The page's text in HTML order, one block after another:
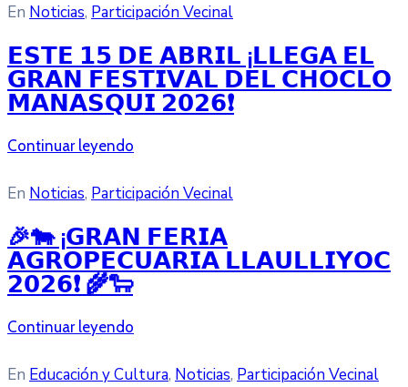
En Noticias‚ Participación Vecinal
𝗘𝗦𝗧𝗘 𝟭𝟱 𝗗𝗘 𝗔𝗕𝗥𝗜𝗟 ¡𝗟𝗟𝗘𝗚𝗔 𝗘𝗟
𝗚𝗥𝗔𝗡 𝗙𝗘𝗦𝗧𝗜𝗩𝗔𝗟 𝗗𝗘𝗟 𝗖𝗛𝗢𝗖𝗟𝗢
𝗠𝗔𝗡𝗔𝗦𝗤𝗨𝗜 𝟮𝟬𝟮𝟲❗
Continuar leyendo
En Noticias‚ Participación Vecinal
🎉🐄 ¡𝗚𝗥𝗔𝗡 𝗙𝗘𝗥𝗜𝗔
𝗔𝗚𝗥𝗢𝗣𝗘𝗖𝗨𝗔𝗥𝗜𝗔 𝗟𝗟𝗔𝗨𝗟𝗟𝗜𝗬𝗢𝗖
𝟮𝟬𝟮𝟲❗ 🌾🐑
Continuar leyendo
En Educación y Cultura‚ Noticias‚ Participación Vecinal